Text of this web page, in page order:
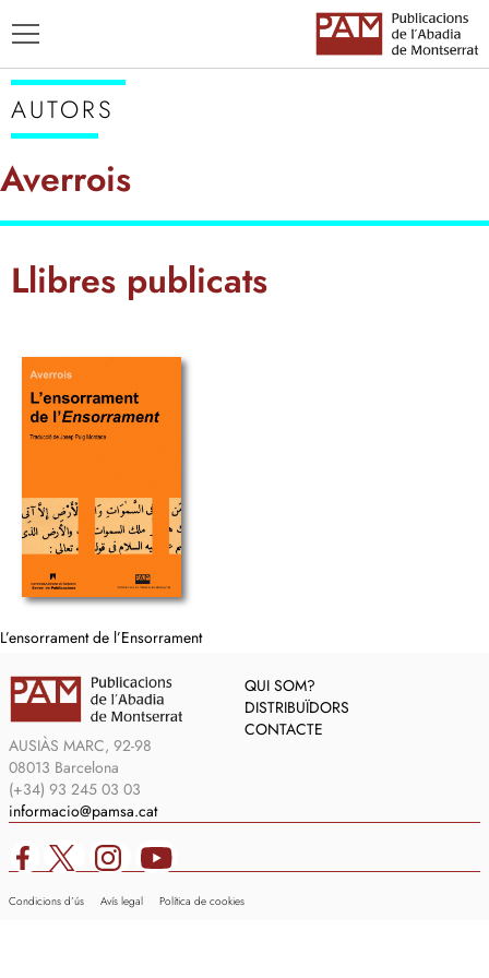
AUTORS
ENSENYAMENT CATALÀ
AUTORS
Averrois
Llibres publicats
L’ensorrament de l’Ensorrament
AUSIÀS MARC, 92-98
08013 Barcelona
(+34) 93 245 03 03
informacio@pamsa.cat
QUI SOM?
DISTRIBUÏDORS
CONTACTE
Condicions d’ús Avís legal Política de cookies